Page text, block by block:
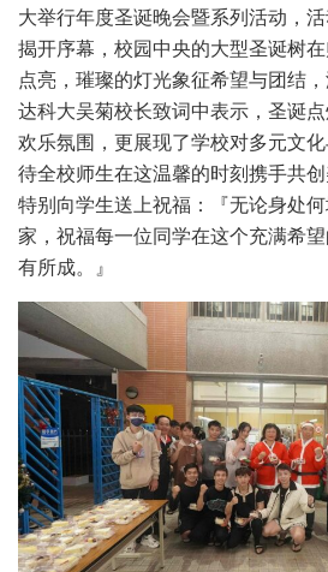
大举行年度圣诞晚会暨系列活动，
揭开序幕，校园中央的大型圣诞树
点亮，璀璨的灯光象征希望与团结
达科大吴菊校长致词中表示，圣诞
欢乐氛围，更展现了学校对多元文
待全校师生在这温馨的时刻携手共
特别向学生送上祝福：『无论身处
家，祝福每一位同学在这个充满希
有所成。』